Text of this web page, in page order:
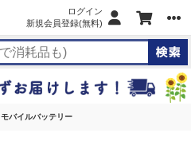
ログイン
新規会員登録(無料)
モバイルバッテリー